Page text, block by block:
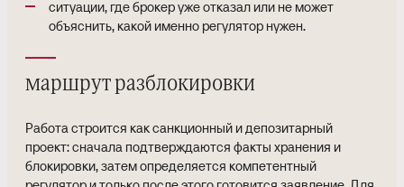
ситуации, где брокер уже отказал или не может
объяснить, какой именно регулятор нужен.
маршрут разблокировки
Работа строится как санкционный и депозитарный
проект: сначала подтверждаются факты хранения и
блокировки, затем определяется компетентный